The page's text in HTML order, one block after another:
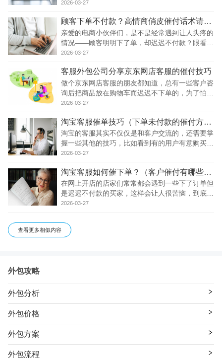
用的淘宝客服催付话术。
2026-03-27
顾客下单不付款？高情商俏皮催付话术请收好！
亲爱的电商小伙伴们，是不是经常遇到让人头疼的
情况——顾客明明下了单，却迟迟不付款？眼看着
到手的订单就要飞走，心里急得像热锅上的蚂蚁？
2026-03-27
客服外包公司分享京东网店客服的催付技巧
做个京东网店客服的朋友都知道，总有一些客户咨
询后把商品放在购物车而迟迟不下单的，为了怕客
户看过更多相似的商品而忘了我们，这时就需要客
到提醒客户的作用，还不能引起客户的反感。今天
萌
2026-03-27
淘宝客服催单技巧（下单未付款的催付方法）
淘宝的客服其实不仅仅是和客户交流的，还需要掌
握一些其他的技巧，比如看到有的用户有意购买之
后，就需要催他们去下单了，那么作为客服来说，
法去应对呢? 一、淘宝客服催单技巧 淘宝催付技
巧最重
2026-03-27
淘宝客服如何催下单？（客户催付有哪些技巧？）
在网上开店的店家们常常都会遇到一些下了订单但
是迟迟不付款的买家，这样会让人很苦恼，到底是
买还是不买的，过了时间段就会自动关闭订单了，
析然后在催买家付款。 淘宝客服不能把催付的工
作看
2026-03-27
查看更多相似内容
外包攻略
外包分析
外包价格
外包方案
外包流程